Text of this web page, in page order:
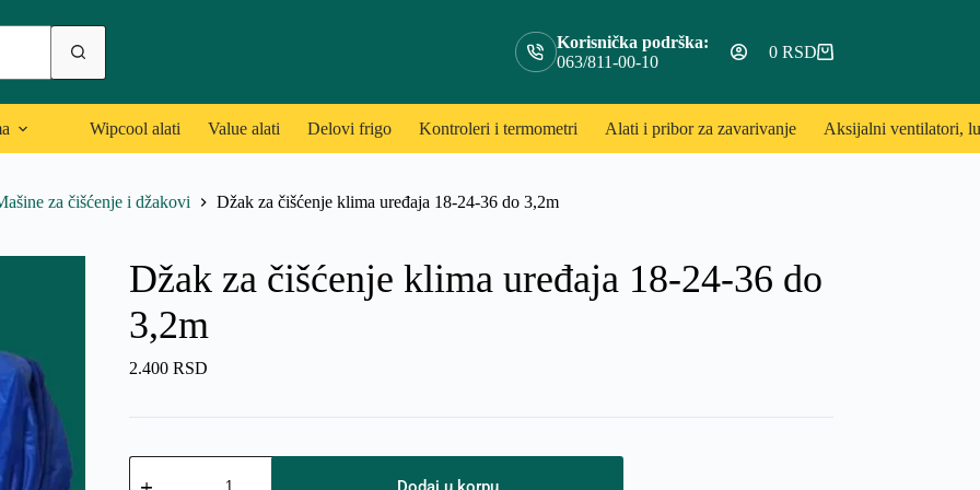
Korisnička podrška:
063/811-00-10
Shopping
0 RSD
Wipcool alati Value alati Delovi frigo Kontroleri i termometri Alati i pribor za zavarivanje Aksijalni ventilatori,
za čišćenje i džakovi Džak za čišćenje klima uređaja 18-24-36 do 3,2m
Džak za čišćenje klima uređaja 18-24-36 do
3,2m
2.400RSD
Džak
za